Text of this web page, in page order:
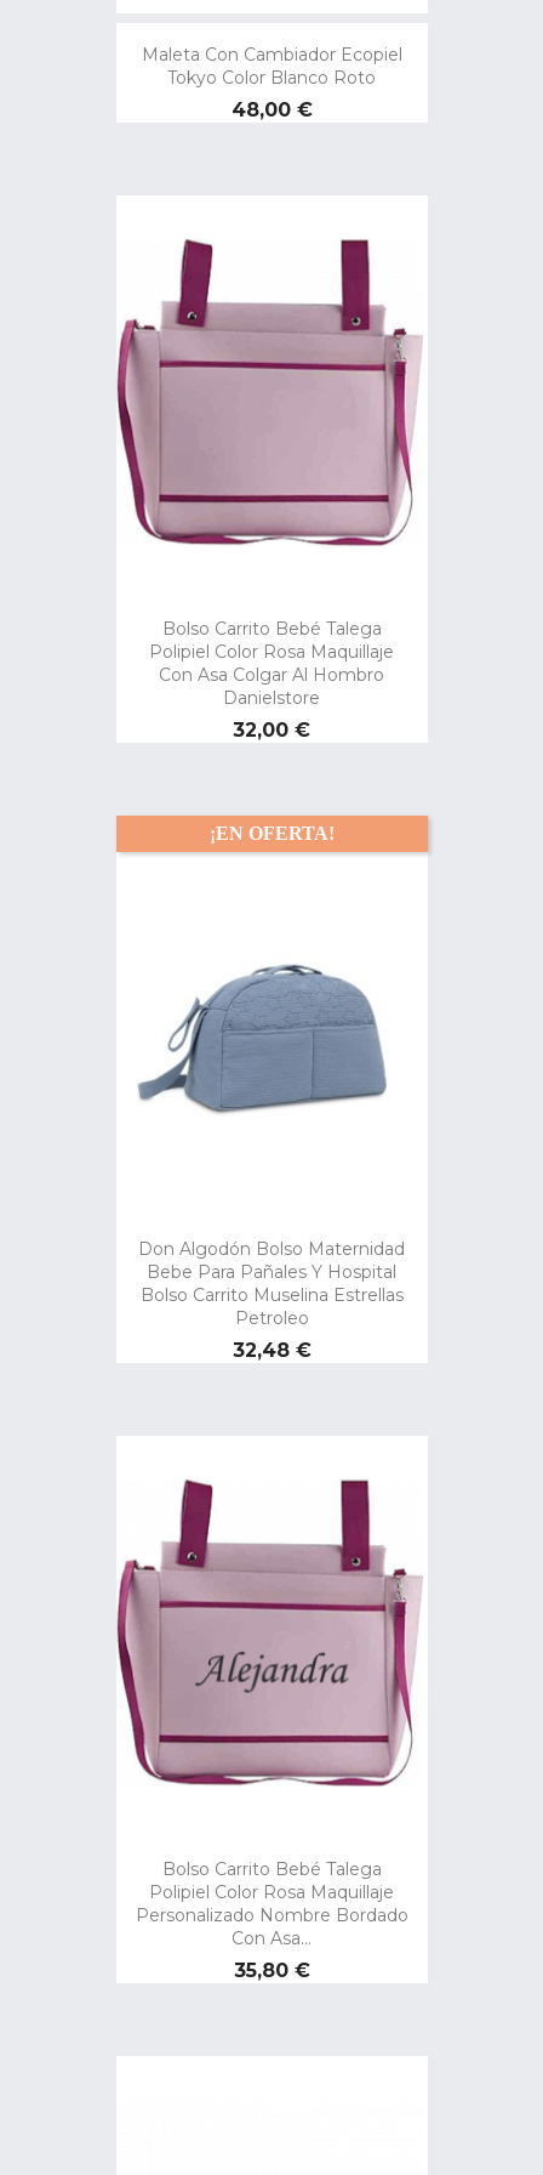
Maleta Con Cambiador Ecopiel
Tokyo Color Blanco Roto
Precio
48,00 €
Bolso Carrito Bebé Talega
Polipiel Color Rosa Maquillaje
Con Asa Colgar Al Hombro
Danielstore
Precio
32,00 €
Don Algodón Bolso Maternidad
Bebe Para Pañales Y Hospital
Bolso Carrito Muselina Estrellas
Petroleo
Precio
32,48 €
¡EN OFERTA!
Bolso Carrito Bebé Talega
Polipiel Color Rosa Maquillaje
Personalizado Nombre Bordado
Con Asa...
Precio
35,80 €